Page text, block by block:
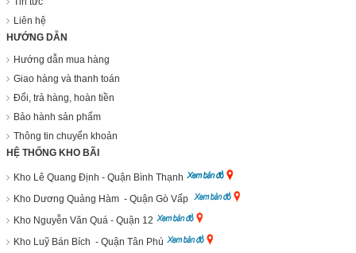
Liên hệ
HƯỚNG DẪN
Hướng dẫn mua hàng
Giao hàng và thanh toán
Đổi, trả hàng, hoàn tiền
Bảo hành sản phẩm
Thông tin chuyển khoản
HỆ THỐNG KHO BÃI
Kho Lê Quang Định - Quận Bình Thạnh
Kho Dương Quảng Hàm - Quận Gò Vấp
Kho Nguyễn Văn Quá - Quận 12
Kho Luỹ Bán Bích - Quận Tân Phú